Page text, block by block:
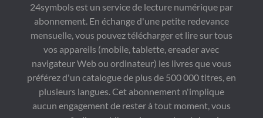
que se trata de un
comparada en la
Universidad de
Granada en España
,también se trata de un
poeta.
from the beyond, the
some mysteries of
History. If you ever
Pérez Galdós was a
very serious and old-
fashioned author, his
stories will surprise
you.
Diseño de portada:
24symbols est un service de lecture numérique par
abonnement. En échange d'une petite redevance
mensuelle, vous pouvez télécharger et lire sur tous
vos appareils (mobile, tablette, ereader avec
navigateur Web ou ordinateur) les livres que vous
préférez d'un catalogue de plus de 500 000 titres, en
plusieurs langues. Cet abonnement n'implique
aucun engagement de rester à tout moment, vous